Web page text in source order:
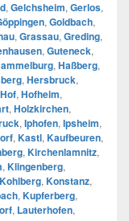
, Gelchsheim, Gerlos,
, Goldbach,
, Grassau, Greding,
, Guteneck,
, Haßberg,
, Hersbruck,
Hof, Hofheim,
, Holzkirchen,
, Iphofen, Ipsheim,
, Kastl, Kaufbeuren,
, Kirchenlamnitz,
, Klingenberg,
Kohlberg, Konstanz,
, Kupferberg,
, Lauterhofen,